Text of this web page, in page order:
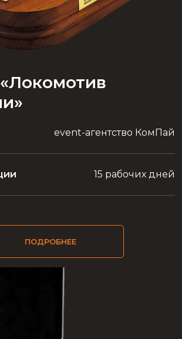
event-агентство КомПай
15 рабочих дней
ПОДРОБНЕЕ